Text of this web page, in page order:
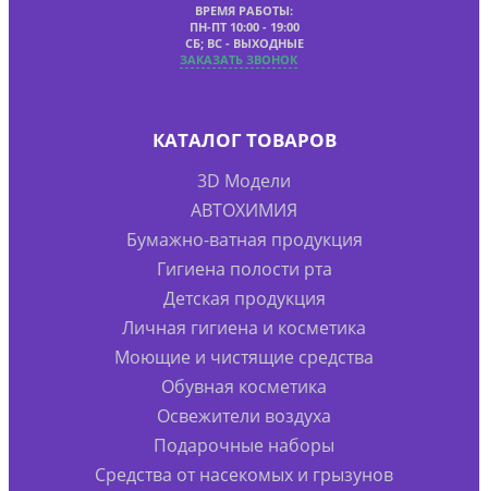
ВРЕМЯ РАБОТЫ:
ПН-ПТ 10:00 - 19:00
СБ; ВС - ВЫХОДНЫЕ
ЗАКАЗАТЬ ЗВОНОК
КАТАЛОГ ТОВАРОВ
3D Модели
АВТОХИМИЯ
Бумажно-ватная продукция
Гигиена полости рта
Детская продукция
Личная гигиена и косметика
Моющие и чистящие средства
Обувная косметика
Освежители воздуха
Подарочные наборы
Средства от насекомых и грызунов